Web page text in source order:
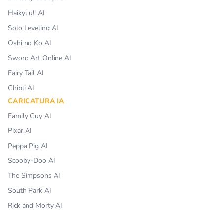
Haikyuu!! AI
Solo Leveling AI
Oshi no Ko AI
Sword Art Online AI
Fairy Tail AI
Ghibli AI
CARICATURA IA
Family Guy AI
Pixar AI
Peppa Pig AI
Scooby-Doo AI
The Simpsons AI
South Park AI
Rick and Morty AI